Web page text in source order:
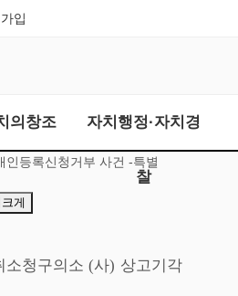
입
의창조 자치행정·자치경
찰
인등록신청거부 사건 -특별
소청구의소 (사) 상고기각